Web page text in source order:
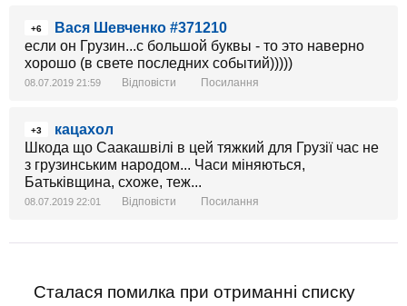
+6
Вася Шевченко #371210
если он Грузин...с большой буквы - то это наверно
хорошо (в свете последних событий)))))
08.07.2019 21:59 Відповісти Посилання
+3
кацахол
Шкода що Саакашвілі в цей тяжкий для Грузії час не
з грузинським народом... Часи міняються,
Батьківщина, схоже, теж...
08.07.2019 22:01 Відповісти Посилання
Сталася помилка при отриманні списку